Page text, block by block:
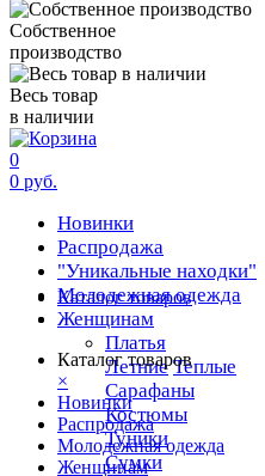
Собственное
производство
Весь товар
в наличии
0
0 руб.
Новинки
Распродажа
"Уникальные находки"
Молодежная одежда
Женщинам
Платья
Летние Теплые
Сарафаны
Костюмы
Туники
Сумки
Каталог товаров
Каталог товаров
×
Новинки
Распродажа
Молодежная одежда
Женщинам